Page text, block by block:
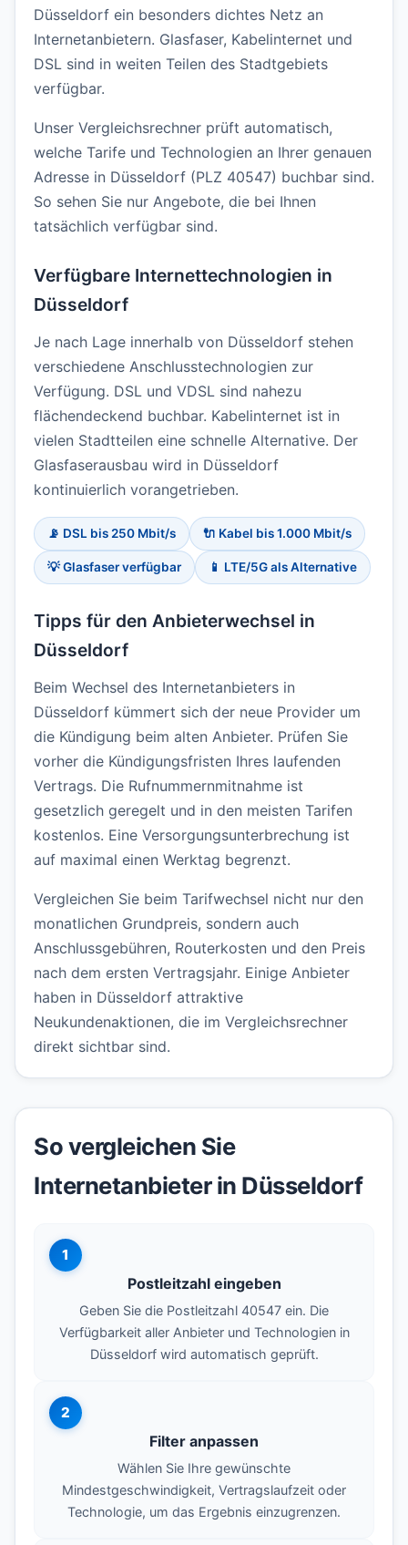
Düsseldorf ein besonders dichtes Netz an
Internetanbietern. Glasfaser, Kabelinternet und
DSL sind in weiten Teilen des Stadtgebiets
verfügbar.
Unser Vergleichsrechner prüft automatisch,
welche Tarife und Technologien an Ihrer genauen
Adresse in Düsseldorf (PLZ 40547) buchbar sind.
So sehen Sie nur Angebote, die bei Ihnen
tatsächlich verfügbar sind.
Verfügbare Internettechnologien in
Düsseldorf
Je nach Lage innerhalb von Düsseldorf stehen
verschiedene Anschlusstechnologien zur
Verfügung. DSL und VDSL sind nahezu
flächendeckend buchbar. Kabelinternet ist in
vielen Stadtteilen eine schnelle Alternative. Der
Glasfaserausbau wird in Düsseldorf
kontinuierlich vorangetrieben.
📡 DSL bis 250 Mbit/s 🔌 Kabel bis 1.000 Mbit/s
💡 Glasfaser verfügbar 📱 LTE/5G als Alternative
Tipps für den Anbieterwechsel in
Düsseldorf
Beim Wechsel des Internetanbieters in
Düsseldorf kümmert sich der neue Provider um
die Kündigung beim alten Anbieter. Prüfen Sie
vorher die Kündigungsfristen Ihres laufenden
Vertrags. Die Rufnummernmitnahme ist
gesetzlich geregelt und in den meisten Tarifen
kostenlos. Eine Versorgungsunterbrechung ist
auf maximal einen Werktag begrenzt.
Vergleichen Sie beim Tarifwechsel nicht nur den
monatlichen Grundpreis, sondern auch
Anschlussgebühren, Routerkosten und den Preis
nach dem ersten Vertragsjahr. Einige Anbieter
haben in Düsseldorf attraktive
Neukundenaktionen, die im Vergleichsrechner
direkt sichtbar sind.
So vergleichen Sie
Internetanbieter in Düsseldorf
1
Postleitzahl eingeben
Geben Sie die Postleitzahl 40547 ein. Die
Verfügbarkeit aller Anbieter und Technologien in
Düsseldorf wird automatisch geprüft.
2
Filter anpassen
Wählen Sie Ihre gewünschte
Mindestgeschwindigkeit, Vertragslaufzeit oder
Technologie, um das Ergebnis einzugrenzen.